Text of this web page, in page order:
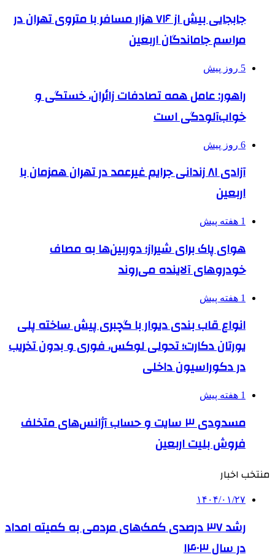
جابجایی بیش از ۷۱۶ هزار مسافر با متروی تهران در
مراسم جاماندگان اربعین
5 روز پیش
راهور: عامل همه تصادفات زائران، خستگی و
خواب‌آلودگی است
6 روز پیش
آزادی ۸۱ زندانی جرایم غیرعمد در تهران همزمان با
اربعین
1 هفته پیش
هوای پاک برای شیراز؛ دوربین‌ها به مصاف
خودروهای آلاینده می‌روند
1 هفته پیش
انواع قاب بندی دیوار با گچبری پیش ساخته پلی
یورتان دکارت؛ تحولی لوکس، فوری و بدون تخریب
در دکوراسیون داخلی
1 هفته پیش
مسدودی ۳ سایت و حساب آژانس‌های متخلف
فروش بلیت اربعین
منتخب اخبار
۱۴۰۴/۰۱/۲۷
رشد ۳۷ درصدی کمک‌های مردمی به کمیته امداد
در سال ۱۴۰۳